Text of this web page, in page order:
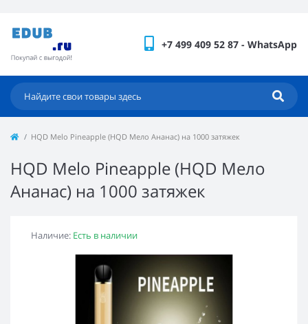
+7 499 409 52 87 - WhatsApp
HQD Melo Pineapple (HQD Мело Ананас) на 1000 затяжек
HQD Melo Pineapple (HQD Мело
Ананас) на 1000 затяжек
Наличие: Есть в наличии